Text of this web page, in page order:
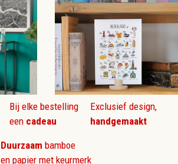
Bij elke bestelling
een cadeau
Exclusief design,
handgemaakt
Duurzaam bamboe
en papier met keurmerk